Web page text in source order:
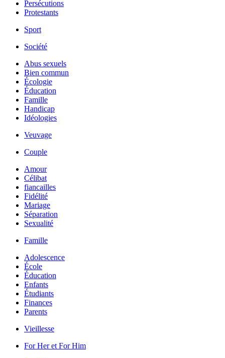
Persécutions
Protestants
Sport
Société
Abus sexuels
Bien commun
Écologie
Éducation
Famille
Handicap
Idéologies
Veuvage
Couple
Amour
Célibat
fiancailles
Fidélité
Mariage
Séparation
Sexualité
Famille
Adolescence
École
Éducation
Enfants
Étudiants
Finances
Parents
Vieillesse
For Her et For Him